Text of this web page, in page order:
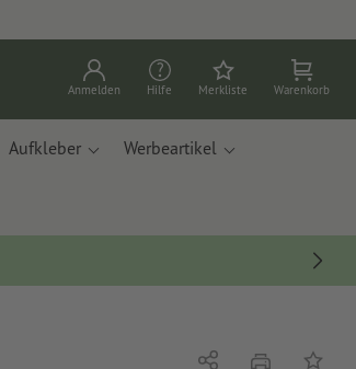
Anmelden Hilfe Merkliste Warenkorb
Aufkleber Werbeartikel
Teilen DruckenAuf